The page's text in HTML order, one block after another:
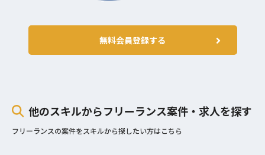
が2割といった業務となります）
無料会員登録する
他のスキルからフリーランス案件・求人を探す
フリーランスの案件をスキルから探したい方はこちら